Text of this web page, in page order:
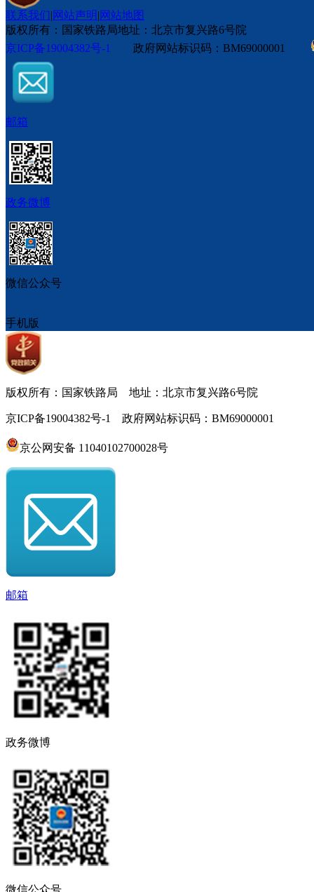
联系我们|网站声明|网站地图
版权所有：国家铁路局地址：北京市复兴路6号院
京ICP备19004382号-1
政府网站标识码：BM69000001
邮箱
政务微博
微信公众号
手机版
版权所有：国家铁路局 地址：北京市复兴路6号院
京ICP备19004382号-1 政府网站标识码：BM69000001
京公网安备 11040102700028号
邮箱
政务微博
微信公众号